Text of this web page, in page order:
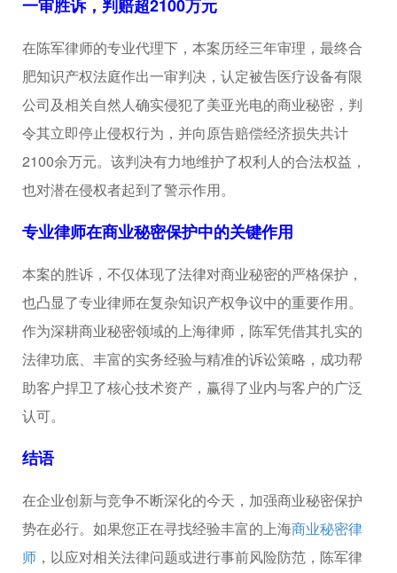
一审胜诉，判赔超2100万元
在陈军律师的专业代理下，本案历经三年审理，最终合
肥知识产权法庭作出一审判决，认定被告医疗设备有限
公司及相关自然人确实侵犯了美亚光电的商业秘密，判
令其立即停止侵权行为，并向原告赔偿经济损失共计
2100余万元。该判决有力地维护了权利人的合法权益，
也对潜在侵权者起到了警示作用。
专业律师在商业秘密保护中的关键作用
本案的胜诉，不仅体现了法律对商业秘密的严格保护，
也凸显了专业律师在复杂知识产权争议中的重要作用。
作为深耕商业秘密领域的上海律师，陈军凭借其扎实的
法律功底、丰富的实务经验与精准的诉讼策略，成功帮
助客户捍卫了核心技术资产，赢得了业内与客户的广泛
认可。
结语
在企业创新与竞争不断深化的今天，加强商业秘密保护
势在必行。如果您正在寻找经验丰富的上海商业秘密律
师 ，以应对相关法律问题或进行事前风险防范，陈军律